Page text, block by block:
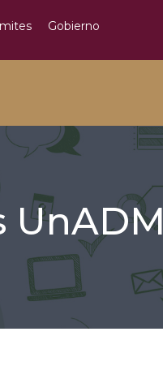
Gobierno
UnADM